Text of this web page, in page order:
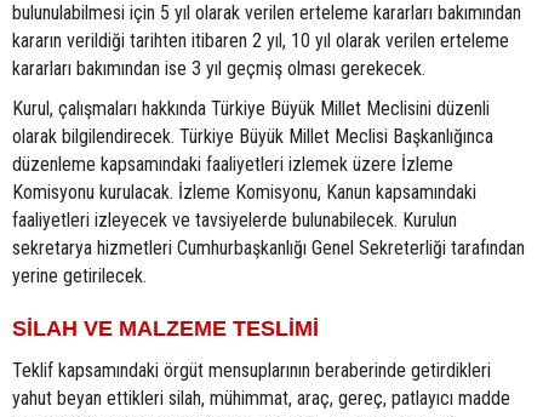
bulunulabilmesi için 5 yıl olarak verilen erteleme kararları bakımından
kararın verildiği tarihten itibaren 2 yıl, 10 yıl olarak verilen erteleme
kararları bakımından ise 3 yıl geçmiş olması gerekecek.
Kurul, çalışmaları hakkında Türkiye Büyük Millet Meclisini düzenli
olarak bilgilendirecek. Türkiye Büyük Millet Meclisi Başkanlığınca
düzenleme kapsamındaki faaliyetleri izlemek üzere İzleme
Komisyonu kurulacak. İzleme Komisyonu, Kanun kapsamındaki
faaliyetleri izleyecek ve tavsiyelerde bulunabilecek. Kurulun
sekretarya hizmetleri Cumhurbaşkanlığı Genel Sekreterliği tarafından
yerine getirilecek.
SİLAH VE MALZEME TESLİMİ
Teklif kapsamındaki örgüt mensuplarının beraberinde getirdikleri
yahut beyan ettikleri silah, mühimmat, araç, gereç, patlayıcı madde